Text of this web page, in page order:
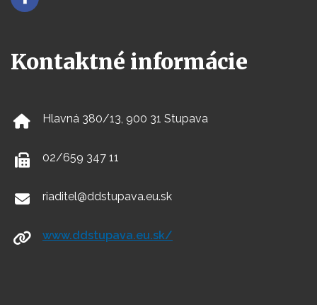
Kontaktné informácie
Hlavná 380/13, 900 31 Stupava
02/659 347 11
riaditel@ddstupava.eu.sk
www.ddstupava.eu.sk/